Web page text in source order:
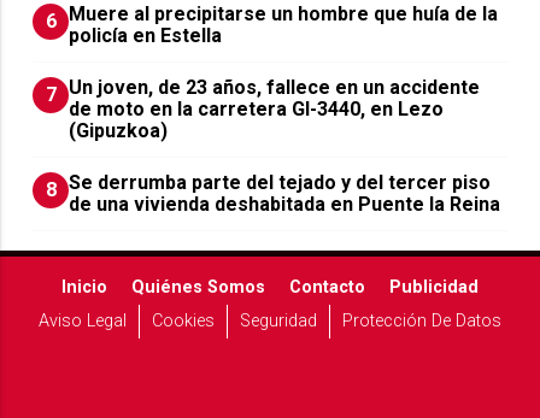
6 Muere al precipitarse un hombre que huía de la
policía en Estella
7 Un joven, de 23 años, fallece en un accidente
de moto en la carretera GI-3440, en Lezo
(Gipuzkoa)
8 Se derrumba parte del tejado y del tercer piso
de una vivienda deshabitada en Puente la Reina
Inicio Quiénes Somos Contacto
Publicidad
Aviso Legal
Cookies Seguridad Protección De Datos